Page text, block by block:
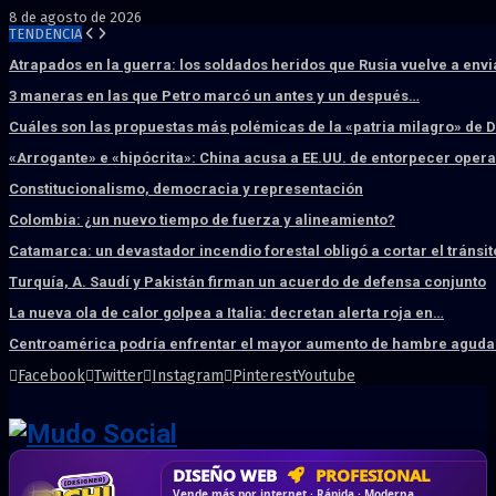
8 de agosto de 2026
TENDENCIA
Atrapados en la guerra: los soldados heridos que Rusia vuelve a
3 maneras en las que Petro marcó un antes y un después…
Cuáles son las propuestas más polémicas de la «patria milagro» de
«Arrogante» e «hipócrita»: China acusa a EE.UU. de entorpecer
Constitucionalismo, democracia y representación
Colombia: ¿un nuevo tiempo de fuerza y alineamiento?
Catamarca: un devastador incendio forestal obligó a cortar el
Turquía, A. Saudí y Pakistán firman un acuerdo de defensa conjunto
La nueva ola de calor golpea a Italia: decretan alerta roja en…
Centroamérica podría enfrentar el mayor aumento de hambre
Facebook Twitter Instagram PinterestYoutube
HOSTING SSD SÚPER RÁPIDO
DISEÑO WEB PROFESIONAL
CRM & DASHBOARD A MEDIDA
CORREO CORPORATIVO